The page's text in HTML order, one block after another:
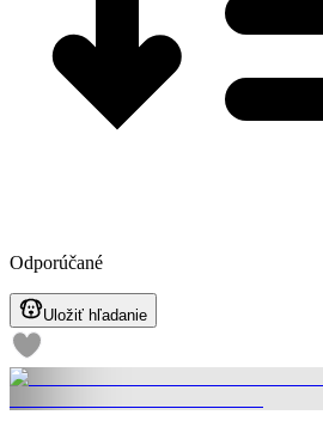
Odporúčané
Uložiť hľadanie